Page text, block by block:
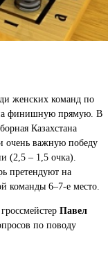
женских команд по
финишную прямую. В
Казахстана
очень важную победу
(2,5 – 1,5 очка).
претендуют на
команды 6–7-е место.
Павел
по поводу